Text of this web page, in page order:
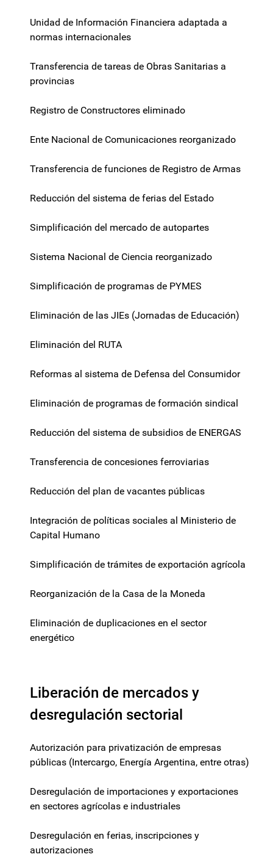
Unidad de Información Financiera adaptada a
normas internacionales
Transferencia de tareas de Obras Sanitarias a
provincias
Registro de Constructores eliminado
Ente Nacional de Comunicaciones reorganizado
Transferencia de funciones de Registro de Armas
Reducción del sistema de ferias del Estado
Simplificación del mercado de autopartes
Sistema Nacional de Ciencia reorganizado
Simplificación de programas de PYMES
Eliminación de las JIEs (Jornadas de Educación)
Eliminación del RUTA
Reformas al sistema de Defensa del Consumidor
Eliminación de programas de formación sindical
Reducción del sistema de subsidios de ENERGAS
Transferencia de concesiones ferroviarias
Reducción del plan de vacantes públicas
Integración de políticas sociales al Ministerio de
Capital Humano
Simplificación de trámites de exportación agrícola
Reorganización de la Casa de la Moneda
Eliminación de duplicaciones en el sector
energético
Liberación de mercados y
desregulación sectorial
Autorización para privatización de empresas
públicas (Intercargo, Energía Argentina, entre otras)
Desregulación de importaciones y exportaciones
en sectores agrícolas e industriales
Desregulación en ferias, inscripciones y
autorizaciones